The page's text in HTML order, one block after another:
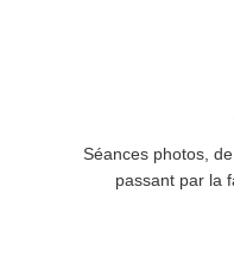
Séances photos,
passant par la